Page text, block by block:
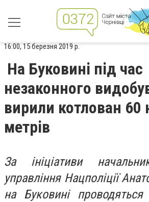
16:00, 15 березня 2019 р.
На Буковині під час
незаконного
вирили котлован 60
метрів
За ініціативи
управління Нацполіції
на Буковині проводяться